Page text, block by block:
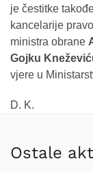
je čestitke
kancelarije
ministra obrane
Gojku
vjere u
D. K.
Ostale